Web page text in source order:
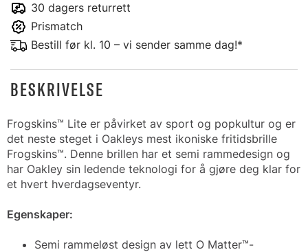
30 dagers returrett
Prismatch
Bestill før kl. 10 – vi sender samme dag!*
BESKRIVELSE
Frogskins™ Lite er påvirket av sport og popkultur og er
det neste steget i Oakleys mest ikoniske fritidsbrille
Frogskins™. Denne brillen har et semi rammedesign og
har Oakley sin ledende teknologi for å gjøre deg klar for
et hvert hverdagseventyr.
Egenskaper:
Semi rammeløst design av lett O Matter™-